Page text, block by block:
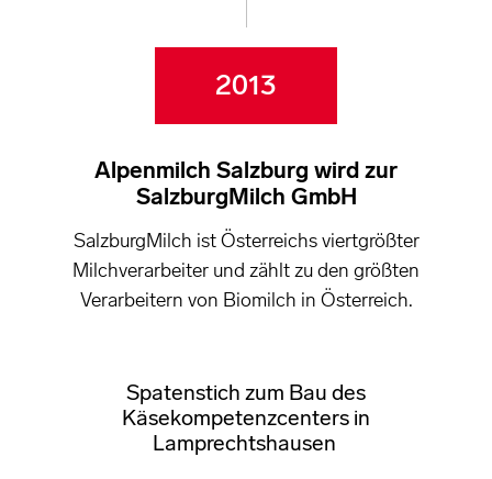
2013
Alpenmilch Salzburg wird zur
SalzburgMilch GmbH
SalzburgMilch ist Österreichs viertgrößter
Milchverarbeiter und zählt zu den größten
Verarbeitern von Biomilch in Österreich.
Spatenstich zum Bau des
Käsekompetenzcenters in
Lamprechtshausen